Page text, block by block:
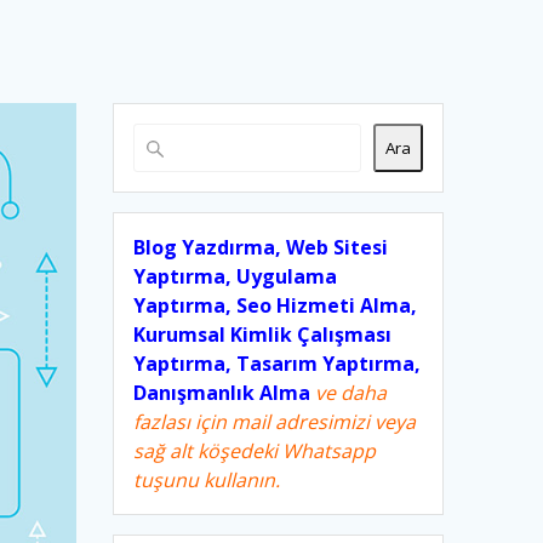
Ara
Blog Yazdırma, Web Sitesi
Yaptırma, Uygulama
Yaptırma, Seo Hizmeti Alma,
Kurumsal Kimlik Çalışması
Yaptırma, Tasarım Yaptırma,
Danışmanlık Alma ve daha
fazlası için mail adresimizi veya
sağ alt köşedeki Whatsapp
tuşunu kullanın.